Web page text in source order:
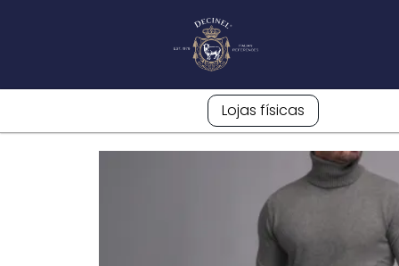
Lojas físicas